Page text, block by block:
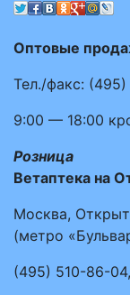
Оптовые
Тел./факс: (495)
9:00 — 18:00
Розница
Ветаптека на
Москва,
(метро
(495) 510-86-04,